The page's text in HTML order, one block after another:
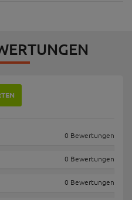
0 Bewertungen
0 Bewertungen
0 Bewertungen